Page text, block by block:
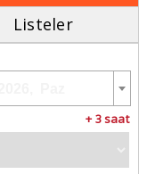
Listeler
+ 3 saat